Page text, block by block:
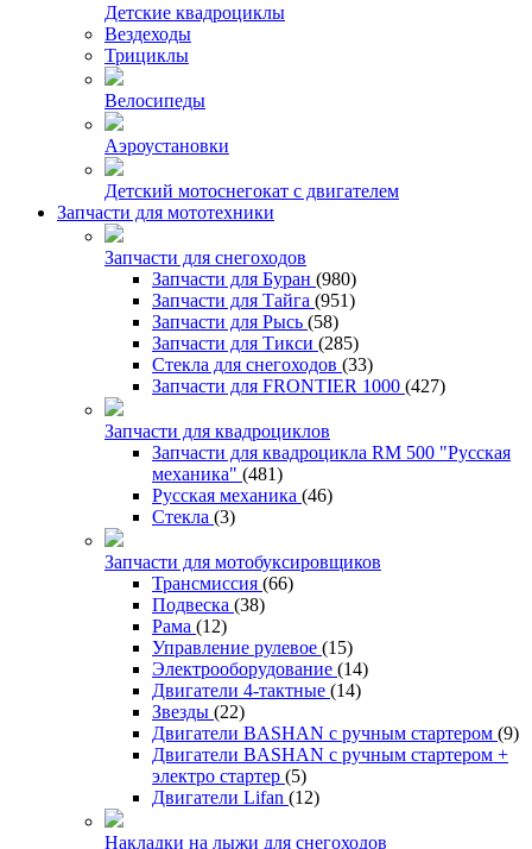
Детские квадроциклы
Вездеходы
Трициклы
Велосипеды
Аэроустановки
Детский мотоснегокат с двигателем
Запчасти для мототехники
Запчасти для снегоходов
Запчасти для Буран (980)
Запчасти для Тайга (951)
Запчасти для Рысь (58)
Запчасти для Тикси (285)
Стекла для снегоходов (33)
Запчасти для FRONTIER 1000 (427)
Запчасти для квадроциклов
Запчасти для квадроцикла RM 500 "Русская
механика" (481)
Русская механика (46)
Стекла (3)
Запчасти для мотобуксировщиков
Трансмиссия (66)
Подвеска (38)
Рама (12)
Управление рулевое (15)
Электрооборудование (14)
Двигатели 4-тактные (14)
Звезды (22)
Двигатели BASHAN с ручным стартером (9)
Двигатели BASHAN с ручным стартером +
электро стартер (5)
Двигатели Lifan (12)
Накладки на лыжи для снегоходов